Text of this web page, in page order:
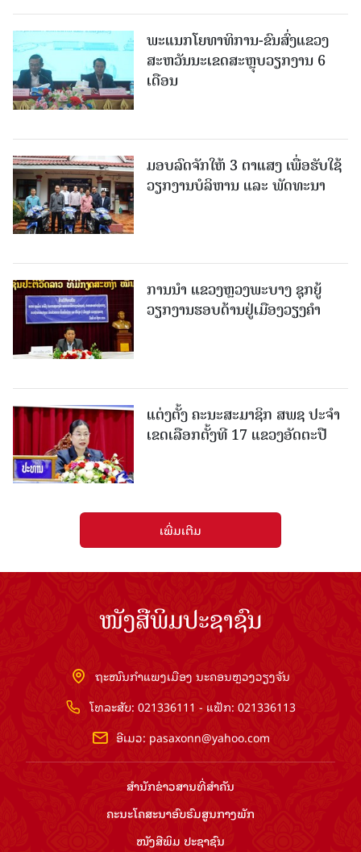
ພະແນກໂຍທາທິການ-ຂົນສົ່ງແຂວງ
ສະຫວັນນະເຂດສະຫຼຸບວຽກງານ 6
ເດືອນ
ມອບລົດຈັກໃຫ້ 3 ຕາແສງ ເພື່ອຮັບໃຊ້
ວຽກງານບໍລິຫານ ແລະ ພັດທະນາ
ການນຳ ແຂວງຫຼວງພະບາງ ຊຸກຍູ້
ວຽກງານຮອບດ້ານຢູ່ເມືອງວຽງຄໍາ
ແຕ່ງຕັ້ງ ຄະນະສະມາຊິກ ສພຊ ປະຈຳ
ເຂດເລືອກຕັ້ງທີ 17 ແຂວງອັດຕະປື
ເພີ່ມເຕີມ
ໜັງສືພິມປະຊາຊົນ
ຖະໜົນກຳແພງເມືອງ ນະຄອນຫຼວງວຽງຈັນ
ໂທລະສັບ: 021336111 - ແຟັກ: 021336113
ອີເມວ: pasaxonn@yahoo.com
ສຳ​ນັກ​ຂ່າວ​ສານ​ທີ່​ສຳ​ຄັນ​
ຄະນະໂຄສະນາອົບຮົມ​ສູນ​ກາງ​ພັກ
ໜັງສືພິມ ປະ​ຊາ​ຊົນ